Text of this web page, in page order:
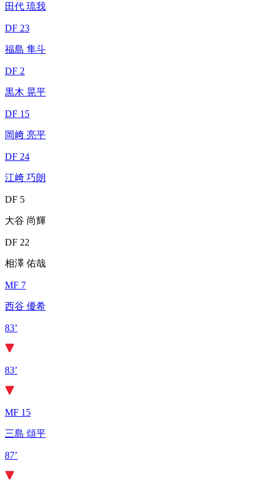
田代 琉我
DF 23
福島 隼斗
DF 2
黒木 晃平
DF 15
岡﨑 亮平
DF 24
江﨑 巧朗
DF 5
大谷 尚輝
DF 22
相澤 佑哉
MF 7
西谷 優希
83’
83’
MF 15
三島 頌平
87’